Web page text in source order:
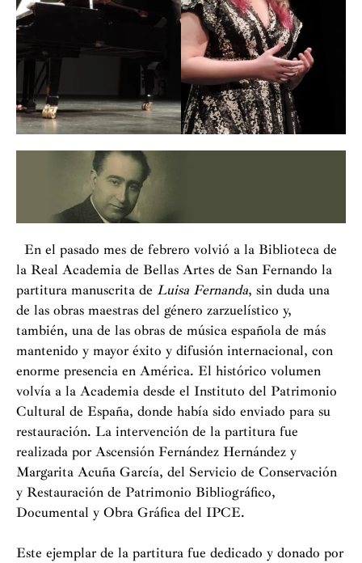
En el pasado mes de febrero volvió a la Biblioteca de
la Real Academia de Bellas Artes de San Fernando la
partitura manuscrita de Luisa Fernanda, sin duda una
de las obras maestras del género zarzuelístico y,
también, una de las obras de música española de más
mantenido y mayor éxito y difusión internacional, con
enorme presencia en América. El histórico volumen
volvía a la Academia desde el Instituto del Patrimonio
Cultural de España, donde había sido enviado para su
restauración. La intervención de la partitura fue
realizada por Ascensión Fernández Hernández y
Margarita Acuña García, del Servicio de Conservación
y Restauración de Patrimonio Bibliográfico,
Documental y Obra Gráfica del IPCE.
Este ejemplar de la partitura fue dedicado y donado por